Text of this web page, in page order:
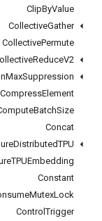
ClipByValue
CollectiveGather
CollectivePermute
ReduceV2
MaxSuppression
CompressElement
BatchSize
Concat
DistributedTPU
TPUEmbedding
Constant
MutexLock
ControlTrigger